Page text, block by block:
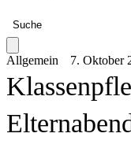
Suche
Allgemein 7. Oktober